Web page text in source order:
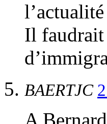
Il faudrait
BAERTJC